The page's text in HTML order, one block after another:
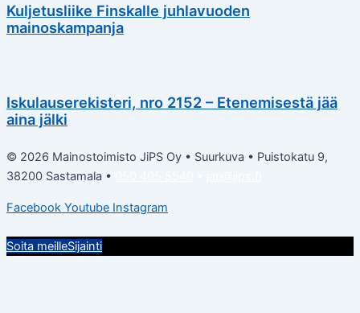
Kuljetusliike Finskalle juhlavuoden
mainoskampanja
Iskulauserekisteri, nro 2152 – Etenemisestä jää
aina jälki
© 2026 Mainostoimisto JiPS Oy • Suurkuva • Puistokatu 9,
38200 Sastamala •
Facebook Youtube Instagram
Soita meilleSijainti